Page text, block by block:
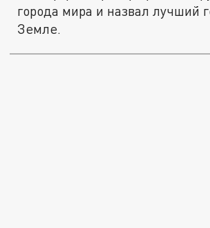
города мира и назвал лучший
Земле.